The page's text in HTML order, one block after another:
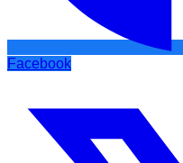
Facebook